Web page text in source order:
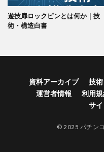
遊技扉ロックピンとは何か｜技
術・構造白書
資料アーカイブ 技
運営者情報
利用
サ
© 2025 パチン